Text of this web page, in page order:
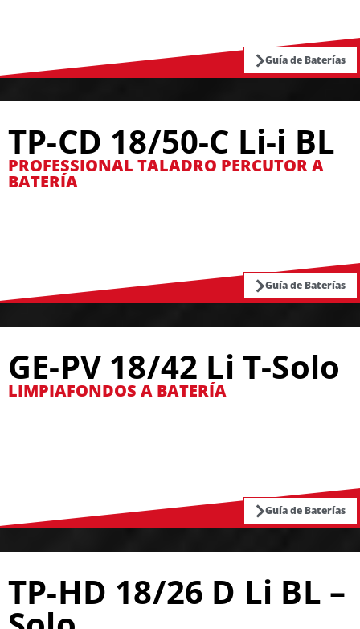
Guía de Baterías
TP-CD 18/50-C Li-i BL
PROFESSIONAL TALADRO PERCUTOR A
BATERÍA
Guía de Baterías
GE-PV 18/42 Li T-Solo
LIMPIAFONDOS A BATERÍA
Guía de Baterías
TP-HD 18/26 D Li BL –